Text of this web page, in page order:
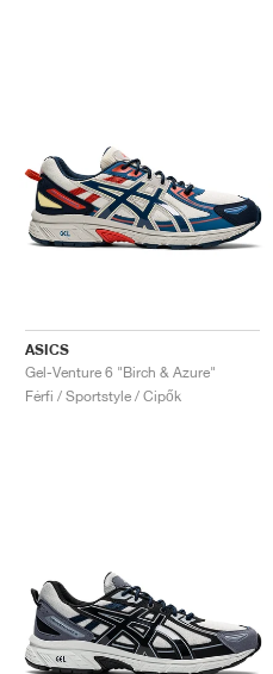
ASICS
Gel-Venture 6 "Birch & Azure"
Férfi / Sportstyle / Cipők